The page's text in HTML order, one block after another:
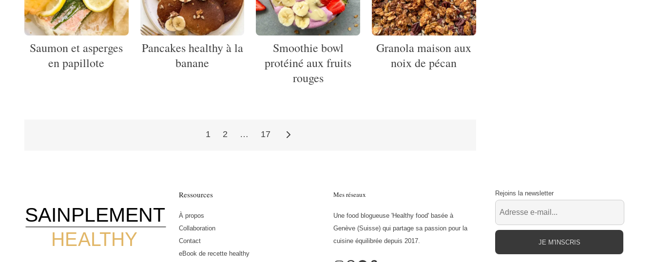
Saumon et asperges
en papillote
Pancakes healthy à la
banane
Smoothie bowl
protéiné aux fruits
rouges
Granola maison aux
noix de pécan
publications
1 2 … 17
HEALTHY
SAINPLEMENT
Ressources
À propos
Collaboration
Contact
eBook de recette healthy
Mes réseaux
Une food blogueuse 'Healthy food' basée à
Genève (Suisse) qui partage sa passion pour la
cuisine équilibrée depuis 2017.
Rejoins la newsletter
JE M'INSCRIS